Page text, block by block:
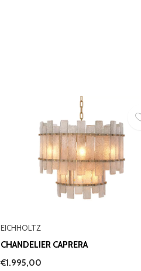
EICHHOLTZ
CHANDELIER CAPRERA
€1.995,00